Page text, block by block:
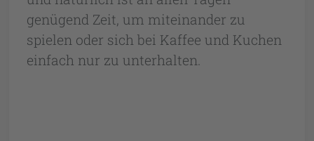
genügend Zeit, um miteinander zu
spielen oder sich bei Kaffee und Kuchen
einfach nur zu unterhalten.